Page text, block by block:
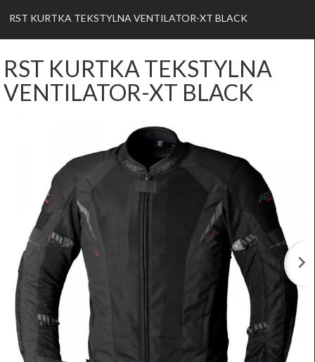
RST KURTKA TEKSTYLNA VENTILATOR-XT BLACK
RST KURTKA TEKSTYLNA
VENTILATOR-XT BLACK